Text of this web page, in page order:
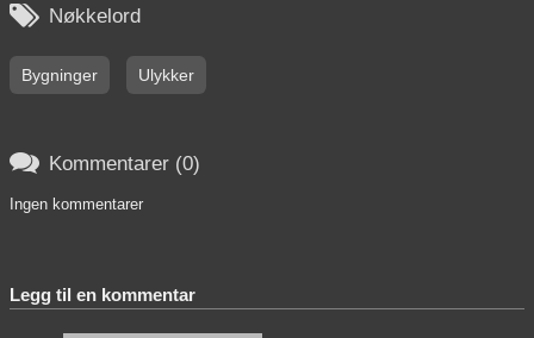
 Nøkkelord
Bygninger Ulykker
 Kommentarer (0)
Ingen kommentarer
Legg til en kommentar